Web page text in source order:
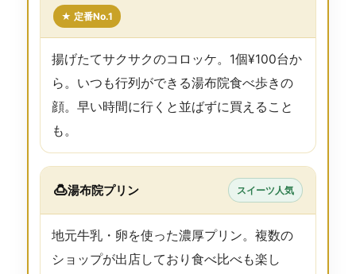
★ 定番No.1
揚げたてサクサクのコロッケ。1個¥100台か
ら。いつも行列ができる湯布院食べ歩きの
顔。早い時間に行くと並ばずに買えること
も。
🍮湯布院プリン スイーツ人気
地元牛乳・卵を使った濃厚プリン。複数の
ショップが出店しており食べ比べも楽し